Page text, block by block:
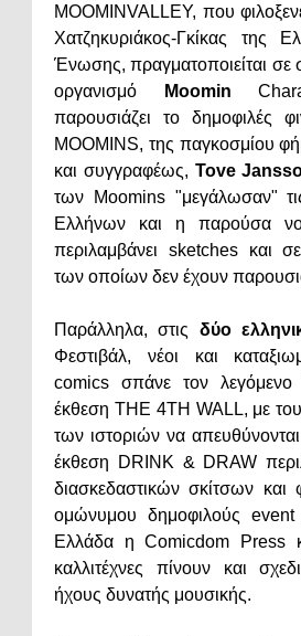
MOOMINVALLEY, που
Χατζηκυριάκος-Γκίκας της
Ένωσης, πραγματοποιείται σε
οργανισμό
Moomin
παρουσιάζει το δημοφιλές
MOOMINS, της παγκοσμίου
και συγγραφέως, Tove
των Moomins "μεγάλωσαν"
Ελλήνων και η παρούσα
περιλαμβάνει sketches και
των οποίων δεν έχουν
Παράλληλα, στις δύο
Φεστιβάλ, νέοι και
comics σπάνε τον
έκθεση ΤΗΕ 4ΤΗ WALL, με
των ιστοριών να
έκθεση DRINK & DRAW
διασκεδαστικών σκίτσων και
ομώνυμου δημοφιλούς
Ελλάδα η Comicdom Press
καλλιτέχνες πίνουν και
ήχους δυνατής μουσικής.